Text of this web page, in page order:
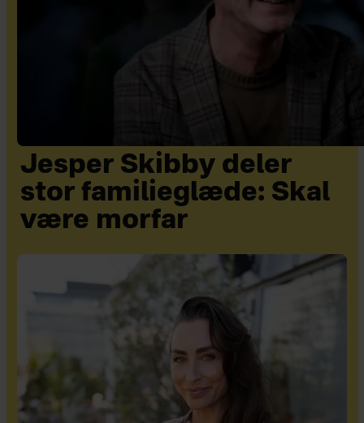
Jesper Skibby deler
stor familieglæde: Skal
være morfar